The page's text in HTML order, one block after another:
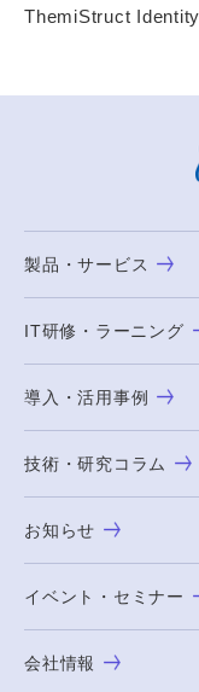
ThemiStruct
製品・サービス
IT研修・ラーニング
導入・活用事例
技術・研究コラム
お知らせ
イベント・セミナー
会社情報